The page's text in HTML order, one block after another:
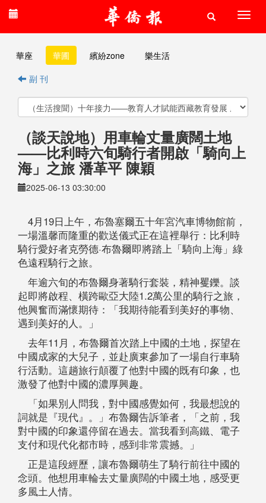
華座 華圃 繽紛zone
樂生活
副 刊
​（談天說地）用車輪丈量廣闊土地
——比利時六旬騎行者開啟「騎向上
海」之旅 潘革平 陳穎
2025-06-13 03:30:00
4月19日上午，布魯塞爾五十年宮汽車博物館前，
一場溫馨而隆重的歡送儀式正在這裡舉行：比利時
騎行愛好者克勞德·布魯爾即將踏上「騎向上海」綠
色遠程騎行之旅。
年逾六旬的布魯爾身著騎行套裝，精神矍鑠。談
起即將啟程、橫跨歐亞大陸1.2萬公里的騎行之旅，
他興奮而滿懷期待：「我期待能看到美好的事物、
遇到美好的人。」
去年11月，布魯爾首次踏上中國的土地，探望在
中國成家的大兒子，並赴廣東參加了一場自行車騎
行活動。這趟旅行顛覆了他對中國的既有印象，也
激發了他對中國的濃厚興趣。
「如果別人問我，對中國感覺如何，我最想說的
詞就是『現代』。」布魯爾告訴筆者，「之前，我
對中國的印象還停留在過去。當我看到高鐵、電子
支付和現代化都市時，感到非常震撼。」
正是這段經歷，讓布魯爾萌生了騎行前往中國的
念頭。他想用車輪去丈量廣闊的中國土地，感受更
多風土人情。